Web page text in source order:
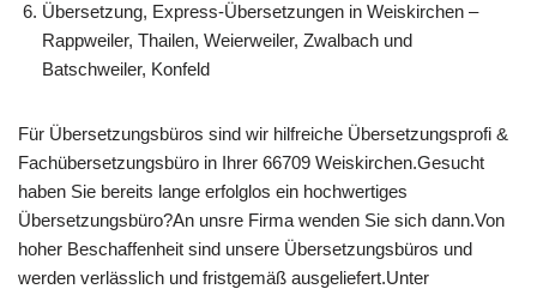
Übersetzung, Express-Übersetzungen in Weiskirchen –
Rappweiler, Thailen, Weierweiler, Zwalbach und
Batschweiler, Konfeld
Für Übersetzungsbüros sind wir hilfreiche Übersetzungsprofi &
Fachübersetzungsbüro in Ihrer 66709 Weiskirchen.Gesucht
haben Sie bereits lange erfolglos ein hochwertiges
Übersetzungsbüro?An unsre Firma wenden Sie sich dann.Von
hoher Beschaffenheit sind unsere Übersetzungsbüros und
werden verlässlich und fristgemäß ausgeliefert.Unter